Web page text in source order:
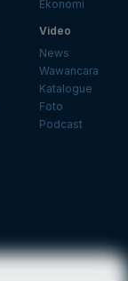
Ekonomi
Video
News
Wawancara
Katalogue
Foto
Podcast